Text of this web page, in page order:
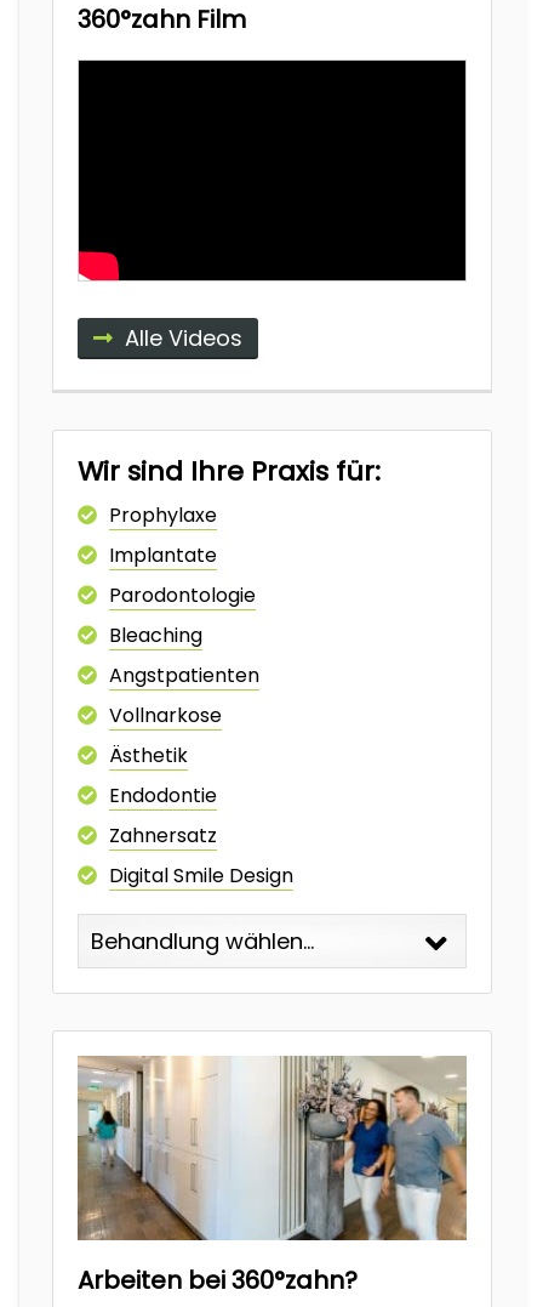
360°zahn Film
Alle Videos
Wir sind Ihre Praxis für:
Prophylaxe
Implantate
Parodontologie
Bleaching
Angstpatienten
Vollnarkose
Ästhetik
Endodontie
Zahnersatz
Digital Smile Design
Behandlung wählen...
Arbeiten bei 360°zahn?